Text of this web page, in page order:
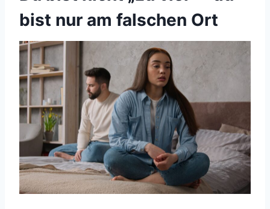
bist nur am falschen Ort